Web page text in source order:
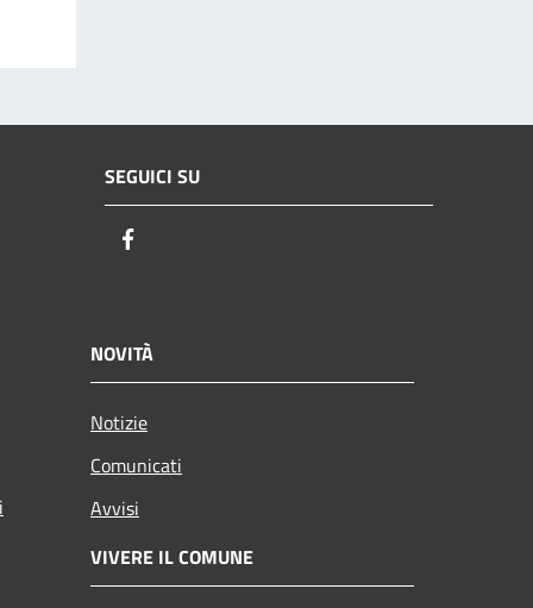
SEGUICI SU
NOVITÀ
Notizie
Comunicati
Avvisi
VIVERE IL COMUNE